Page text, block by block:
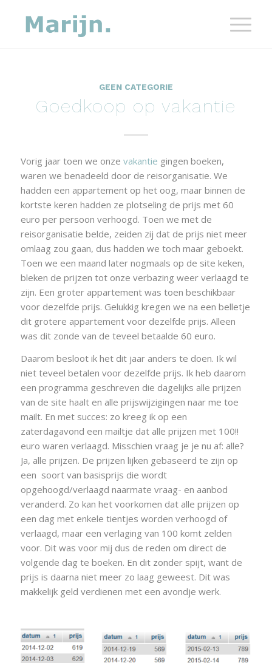
GEEN CATEGORIE
Goedkoop op vakantie
Vorig jaar toen we onze vakantie gingen boeken,
waren we benadeeld door de reisorganisatie. We
hadden een appartement op het oog, maar binnen de
kortste keren hadden ze plotseling de prijs met 60
euro per persoon verhoogd. Toen we met de
reisorganisatie belde, zeiden zij dat de prijs niet meer
omlaag zou gaan, dus hadden we toch maar geboekt.
Toen we een maand later nogmaals op de site keken,
bleken de prijzen tot onze verbazing weer verlaagd te
zijn. Een groter appartement was toen beschikbaar
voor dezelfde prijs. Gelukkig kregen we na een belletje
dit grotere appartement voor dezelfde prijs. Alleen
was dit zonde van de teveel betaalde 60 euro.
Daarom besloot ik het dit jaar anders te doen. Ik wil
niet teveel betalen voor dezelfde prijs. Ik heb daarom
een programma geschreven die dagelijks alle prijzen
van de site haalt en alle prijswijzigingen naar me toe
mailt. En met succes: zo kreeg ik op een
zaterdagavond een mailtje dat alle prijzen met 100!!
euro waren verlaagd. Misschien vraag je je nu af: alle?
Ja, alle prijzen. De prijzen lijken gebaseerd te zijn op
een soort van basisprijs die wordt
opgehoogd/verlaagd naarmate vraag- en aanbod
veranderd. Zo kan het voorkomen dat alle prijzen op
een dag met enkele tientjes worden verhoogd of
verlaagd, maar een verlaging van 100 komt zelden
voor. Dit was voor mij dus de reden om direct de
volgende dag te boeken. En dit zonder spijt, want de
prijs is daarna niet meer zo laag geweest. Dit was
makkelijk geld verdienen met een avondje werk.